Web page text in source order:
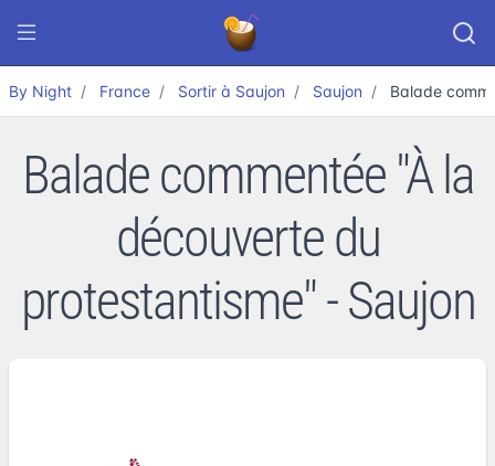
By Night France Sortir à Saujon Saujon Balade
Balade commentée "À la
découverte du
protestantisme" - Saujon